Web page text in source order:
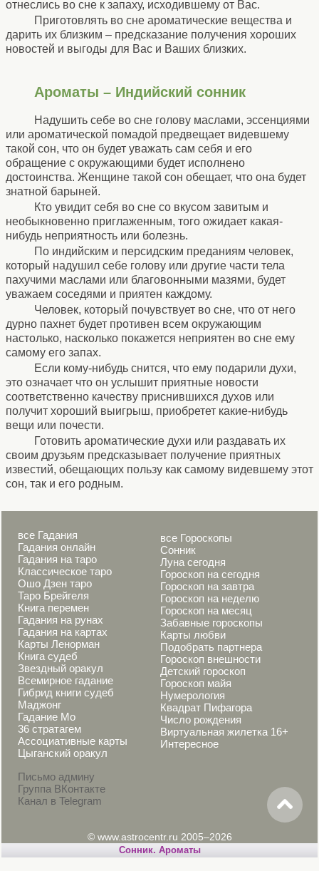
отнеслись во сне к запаху, исходившему от Вас.
Приготовлять во сне ароматические вещества и
дарить их близким – предсказание получения хороших
новостей и выгоды для Вас и Ваших близких.
Ароматы – Индийский сонник
Надушить себе во сне голову маслами, эссенциями
или ароматической помадой предвещает видевшему
такой сон, что oн будет уважать сам себя и его
обращение с окружающими будет исполнено
достоинства. Женщине такой сон обещает, что она будет
знатной барыней.
Кто увидит себя во сне со вкусом завитым и
необыкновенно приглаженным, того ожидает какая-
нибудь неприятность или болезнь.
По индийским и персидским преданиям человек,
который надушил себе голову или другие части тела
пахучими маслами или благовонными мазями, будет
уважаем соседями и приятен каждому.
Человек, который почувствует во сне, что от него
дурно пахнет будет противен всем окружающим
настолько, насколько покажется неприятен во сне ему
самому его запах.
Если кому-нибудь снится, что ему подарили духи,
это означает что он услышит приятные новости
соответственно качеству приснившихся духов или
получит хороший выигрыш, приобретет какие-нибудь
вещи или почести.
Готовить ароматические духи или раздавать их
своим друзьям предсказывает получение приятных
известий, обещающих пользу как самому видевшему этот
сон, так и его родным.
все Гадания
Гадания онлайн
Гадания на таро
Классическое таро
Ошо Дзен таро
Таро Брейгеля
Книга перемен
Гадания на рунах
Гадания на картах
Карты Ленорман
Книга судеб
Звездный оракул
Всемирное гадание
Гибрид книги судеб
Маджонг
Гадание Мо
36 стратагем
Ассоциативные карты
Цыганский оракул
Письмо админу
Группа ВКонтакте
Канал в Telegram
все Гороскопы
Сонник
Луна сегодня
Гороскоп на сегодня
Гороскоп на завтра
Гороскоп на неделю
Гороскоп на месяц
Забавные гороскопы
Карты любви
Подобрать партнера
Гороскоп внешности
Детский гороскоп
Гороскоп майя
Нумерология
Квадрат Пифагора
Число рождения
Виртуальная жилетка 16+
Интересное
© www.astrocentr.ru 2005–2026
Cонник. Ароматы